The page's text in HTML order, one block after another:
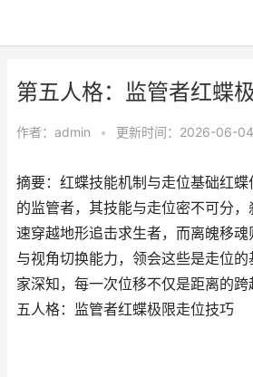
第五人格：监管者红蝶
作者： admin • 更新时间：2026-06-04
摘要：红蝶技能机制与走位基础红
的监管者，其技能与走位密不可分
速穿越地形追击求生者，而离魄移
与视角切换能力，领会这些是走位
家深知，每一次位移不仅是距离的
五人格：监管者红蝶极限走位技巧